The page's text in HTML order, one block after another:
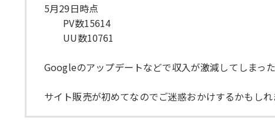
5月29日時点
PV数15614
UU数10761
Googleのアップデートなどで収入が激減してしまっ
サイト販売が初めてなのでご迷惑おかけするかもし